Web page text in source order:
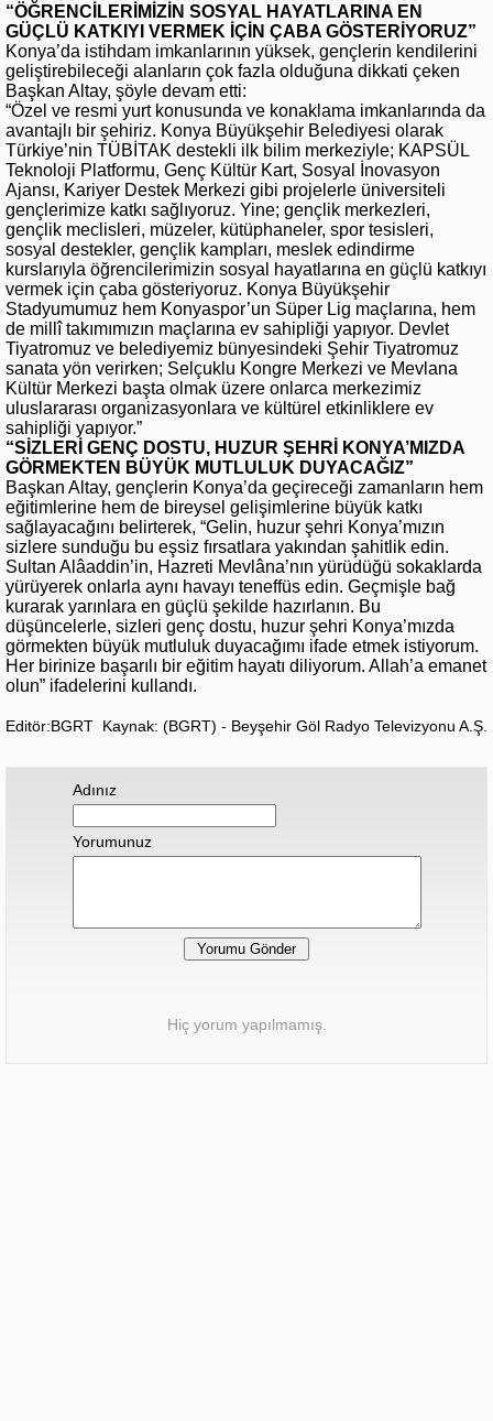
“ÖĞRENCİLERİMİZİN SOSYAL HAYATLARINA EN
GÜÇLÜ KATKIYI VERMEK İÇİN ÇABA GÖSTERİYORUZ”
Konya’da istihdam imkanlarının yüksek, gençlerin kendilerini
geliştirebileceği alanların çok fazla olduğuna dikkati çeken
Başkan Altay, şöyle devam etti:
“Özel ve resmi yurt konusunda ve konaklama imkanlarında da
avantajlı bir şehiriz. Konya Büyükşehir Belediyesi olarak
Türkiye’nin TÜBİTAK destekli ilk bilim merkeziyle; KAPSÜL
Teknoloji Platformu, Genç Kültür Kart, Sosyal İnovasyon
Ajansı, Kariyer Destek Merkezi gibi projelerle üniversiteli
gençlerimize katkı sağlıyoruz. Yine; gençlik merkezleri,
gençlik meclisleri, müzeler, kütüphaneler, spor tesisleri,
sosyal destekler, gençlik kampları, meslek edindirme
kurslarıyla öğrencilerimizin sosyal hayatlarına en güçlü katkıyı
vermek için çaba gösteriyoruz. Konya Büyükşehir
Stadyumumuz hem Konyaspor’un Süper Lig maçlarına, hem
de millî takımımızın maçlarına ev sahipliği yapıyor. Devlet
Tiyatromuz ve belediyemiz bünyesindeki Şehir Tiyatromuz
sanata yön verirken; Selçuklu Kongre Merkezi ve Mevlana
Kültür Merkezi başta olmak üzere onlarca merkezimiz
uluslararası organizasyonlara ve kültürel etkinliklere ev
sahipliği yapıyor.”
“SİZLERİ GENÇ DOSTU, HUZUR ŞEHRİ KONYA’MIZDA
GÖRMEKTEN BÜYÜK MUTLULUK DUYACAĞIZ”
Başkan Altay, gençlerin Konya’da geçireceği zamanların hem
eğitimlerine hem de bireysel gelişimlerine büyük katkı
sağlayacağını belirterek, “Gelin, huzur şehri Konya’mızın
sizlere sunduğu bu eşsiz fırsatlara yakından şahitlik edin.
Sultan Alâaddin’in, Hazreti Mevlâna’nın yürüdüğü sokaklarda
yürüyerek onlarla aynı havayı teneffüs edin. Geçmişle bağ
kurarak yarınlara en güçlü şekilde hazırlanın. Bu
düşüncelerle, sizleri genç dostu, huzur şehri Konya’mızda
görmekten büyük mutluluk duyacağımı ifade etmek istiyorum.
Her birinize başarılı bir eğitim hayatı diliyorum. Allah’a emanet
olun” ifadelerini kullandı.
Editör:BGRT Kaynak: (BGRT) - Beyşehir Göl Radyo Televizyonu A.Ş.
Adınız
Yorumunuz
Hiç yorum yapılmamış.